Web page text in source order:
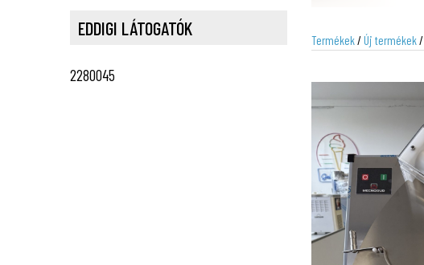
Termékek/Új termékek/
EDDIGI LÁTOGATÓK
2280045